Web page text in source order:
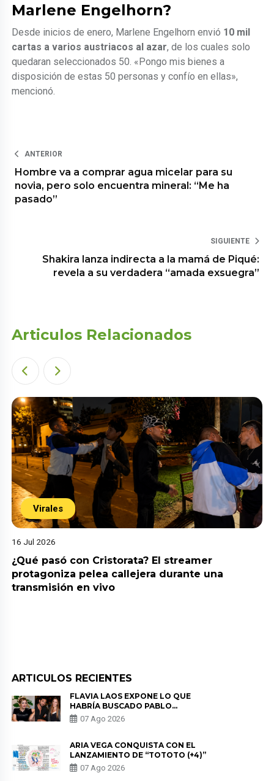
Marlene Engelhorn?
Desde inicios de enero, Marlene Engelhorn envió 10 mil
cartas a varios austriacos al azar, de los cuales solo
quedaran seleccionados 50. «Pongo mis bienes a
disposición de estas 50 personas y confío en ellas»,
mencionó.
ANTERIOR
Hombre va a comprar agua micelar para su
novia, pero solo encuentra mineral: “Me ha
pasado”
SIGUIENTE
Shakira lanza indirecta a la mamá de Piqué:
revela a su verdadera “amada exsuegra”
Articulos Relacionados
Virales
16 Jul 2026
¿Qué pasó con Cristorata? El streamer
protagoniza pelea callejera durante una
transmisión en vivo
ARTICULOS RECIENTES
FLAVIA LAOS EXPONE LO QUE
HABRÍA BUSCADO PABLO
HEREDIA CON ALE FULLER: “UNA
DE LAS PARTES QUERÍA EL
07 Ago 2026
ARIA VEGA CONQUISTA CON EL
LANZAMIENTO DE “TOTOTO (+4)”
07 Ago 2026